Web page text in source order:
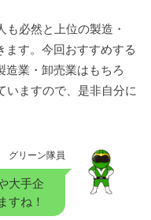
必然と上位の製造・
ます。今回おすすめする
造業・卸売業はもちろ
いますので、是非自分に
グリーン隊員
大手企
すね！